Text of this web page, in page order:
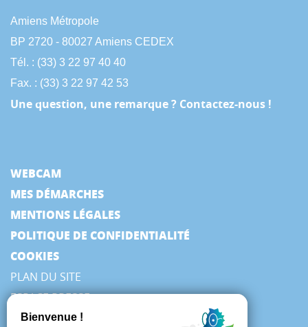
Amiens Métropole
BP 2720 - 80027 Amiens CEDEX
Tél. : (33) 3 22 97 40 40
Fax. : (33) 3 22 97 42 53
Une question, une remarque ? Contactez-nous !
WEBCAM
MES DÉMARCHES
MENTIONS LÉGALES
POLITIQUE DE CONFIDENTIALITÉ
COOKIES
PLAN DU SITE
ESPACE PRESSE